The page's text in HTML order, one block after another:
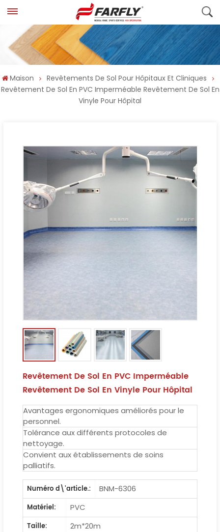
Maison
Revêtements De Sol Pour Hôpitaux Et Cliniques
Revêtement De Sol En PVC Imperméable Revêtement De Sol En
Vinyle Pour Hôpital
Revêtement De Sol En PVC Imperméable
Revêtement De Sol En Vinyle Pour Hôpital
Avantages ergonomiques améliorés pour le
personnel.
Tolérance aux différents protocoles de
nettoyage.
Convient aux établissements de soins
palliatifs.
Numéro d\'article.:
BNM-6306
Matériel:
PVC
Taille:
2m*20m